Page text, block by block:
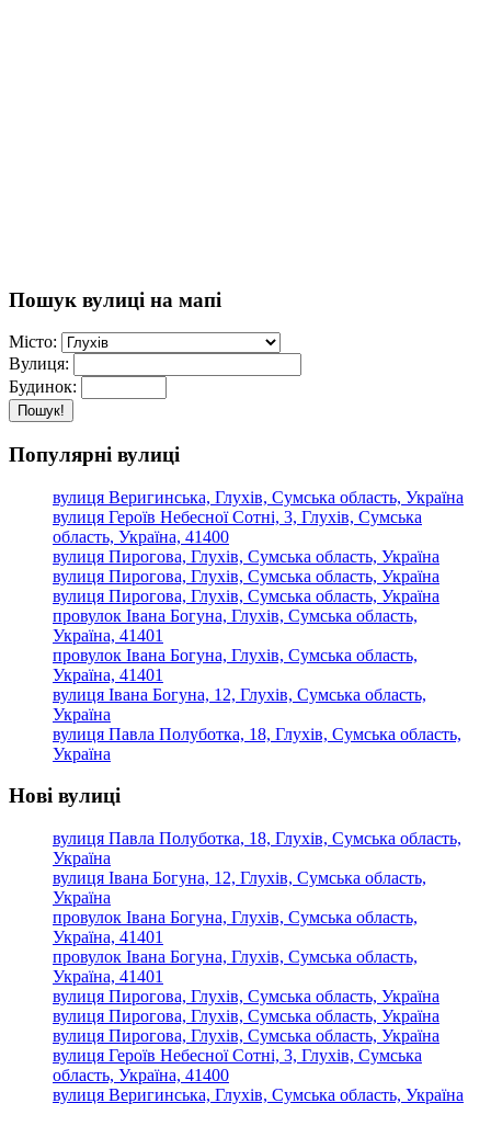
Пошук вулиці на мапі
Місто:
Вулиця:
Будинок:
Пошук!
Популярні вулиці
вулиця Веригинська, Глухів, Сумська область, Україна
вулиця Героїв Небесної Сотні, 3, Глухів, Сумська
область, Україна, 41400
вулиця Пирогова, Глухів, Сумська область, Україна
вулиця Пирогова, Глухів, Сумська область, Україна
вулиця Пирогова, Глухів, Сумська область, Україна
провулок Івана Богуна, Глухів, Сумська область,
Україна, 41401
провулок Івана Богуна, Глухів, Сумська область,
Україна, 41401
вулиця Івана Богуна, 12, Глухів, Сумська область,
Україна
вулиця Павла Полуботка, 18, Глухів, Сумська область,
Україна
Нові вулиці
вулиця Павла Полуботка, 18, Глухів, Сумська область,
Україна
вулиця Івана Богуна, 12, Глухів, Сумська область,
Україна
провулок Івана Богуна, Глухів, Сумська область,
Україна, 41401
провулок Івана Богуна, Глухів, Сумська область,
Україна, 41401
вулиця Пирогова, Глухів, Сумська область, Україна
вулиця Пирогова, Глухів, Сумська область, Україна
вулиця Пирогова, Глухів, Сумська область, Україна
вулиця Героїв Небесної Сотні, 3, Глухів, Сумська
область, Україна, 41400
вулиця Веригинська, Глухів, Сумська область, Україна